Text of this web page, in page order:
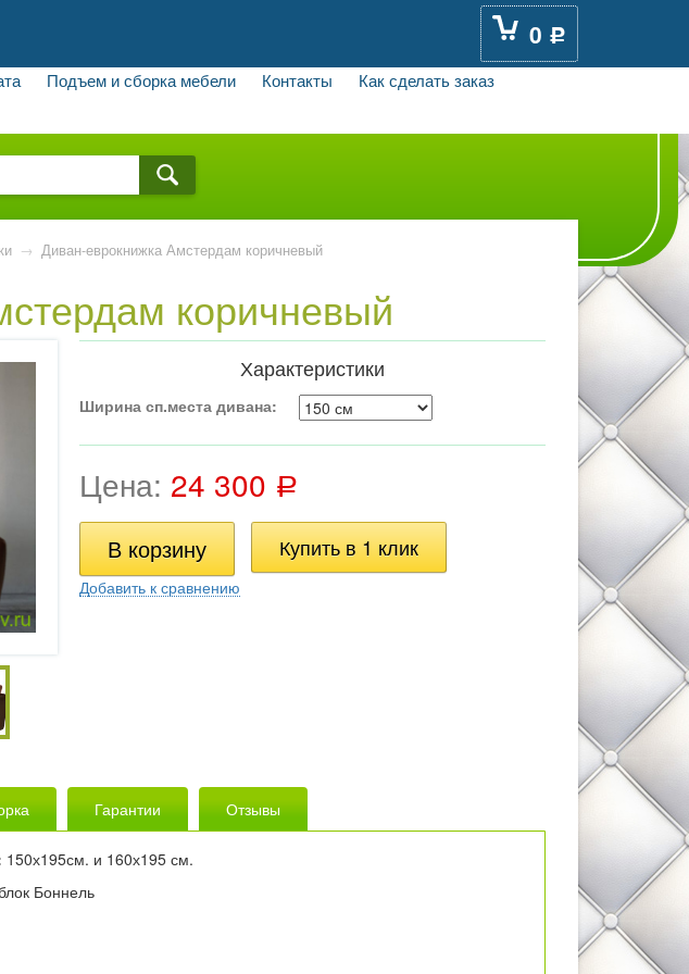
0 Р
Подъем и сборка мебели Контакты
Как сделать заказ
→ Диван-еврокнижка Амстердам коричневый
коричневый
Характеристики
Ширина сп.места дивана:
Цена: 24 300 Р
Добавить к сравнению
Гарантии Отзывы
150х195см. и 160х195 см.
Боннель